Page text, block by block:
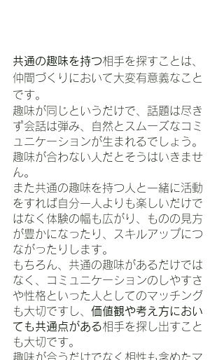
共通の趣味を持つ相手を探すことは、
仲間づくりにおいて大変有意義なこと
です。
趣味が同じというだけで、話題は尽き
ず会話は弾み、自然とスムーズなコミ
ュニケーションが生まれるでしょう。
趣味が合わない人だとそうはいきませ
ん。
また共通の趣味を持つ人と一緒に活動
をすれば自分一人よりも楽しいだけで
はなく体験の幅も広がり、ものの見方
が豊かになったり、スキルアップにつ
ながったりします。
もちろん、共通の趣味があるだけでは
なく、コミュニケーションのしやすさ
や性格といった人としてのマッチング
も大切ですし、 価値観や考え方におい
ても共通点がある相手を探し出すこと
も大切です。
趣味が合うだけでなく相性も含めたマ